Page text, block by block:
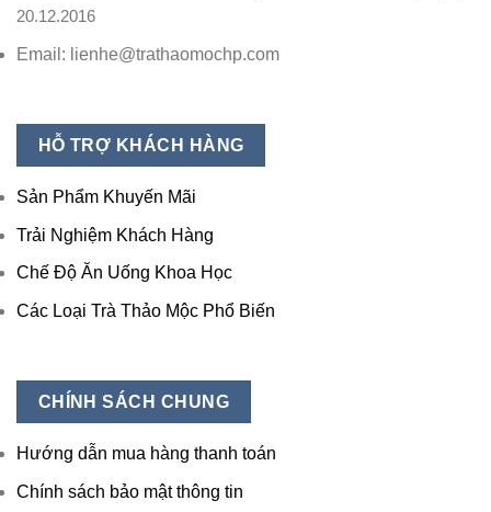
20.12.2016
Email: lienhe@trathaomochp.com
HỖ TRỢ KHÁCH HÀNG
Sản Phẩm Khuyến Mãi
Trải Nghiệm Khách Hàng
Chế Độ Ăn Uống Khoa Học
Các Loại Trà Thảo Mộc Phổ Biến
CHÍNH SÁCH CHUNG
Hướng dẫn mua hàng thanh toán
Chính sách bảo mật thông tin